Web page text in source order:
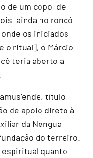
de um copo, de
ainda no roncó
os iniciados
o ritual], o Márcio
teria aberto a
título
de apoio direto à
da Nengua
do terreiro.
quanto